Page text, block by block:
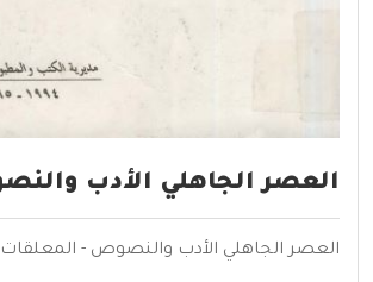
العصر الجاهلي الأدب
العصر الجاهلي الأدب والنصوص - المعلقات